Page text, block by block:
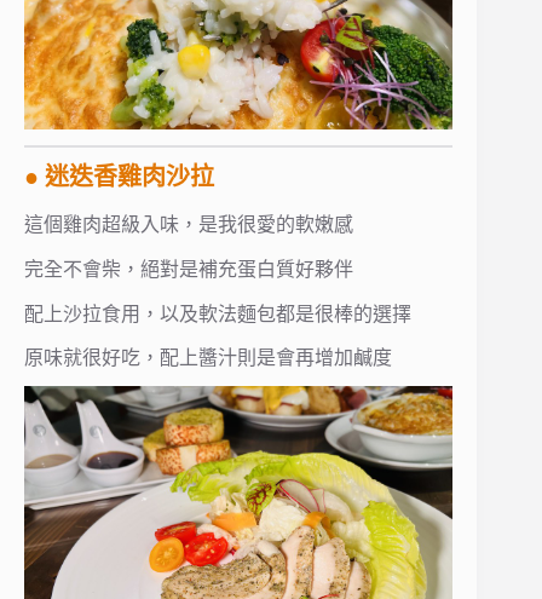
● 迷迭香雞肉沙拉
這個雞肉超級入味，是我很愛的軟嫩感
完全不會柴，絕對是補充蛋白質好夥伴
配上沙拉食用，以及軟法麵包都是很棒的選擇
原味就很好吃，配上醬汁則是會再增加鹹度